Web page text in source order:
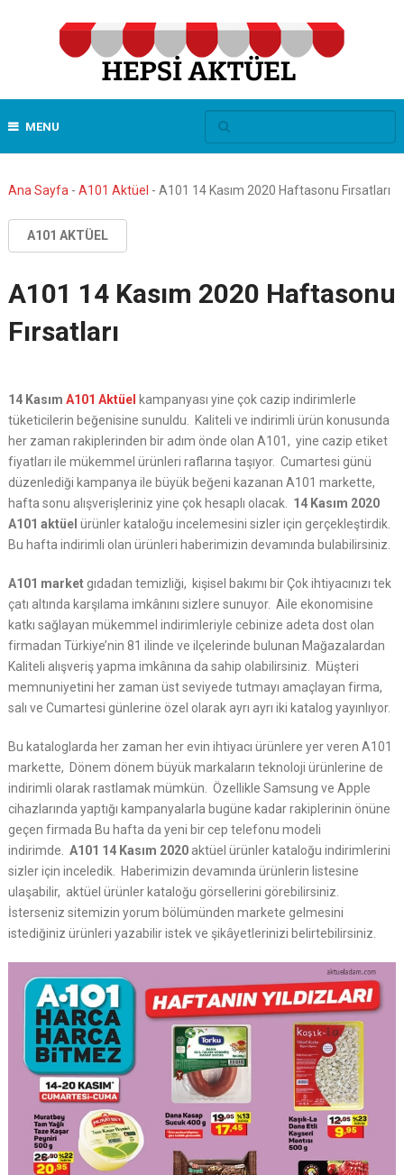
MENU
Ana Sayfa - A101 Aktüel - A101 14 Kasım 2020 Haftasonu Fırsatları
A101 AKTÜEL
A101 14 Kasım 2020 Haftasonu
Fırsatları
14 Kasım A101 Aktüel kampanyası yine çok cazip indirimlerle
tüketicilerin beğenisine sunuldu. Kaliteli ve indirimli ürün konusunda
her zaman rakiplerinden bir adım önde olan A101, yine cazip etiket
fiyatları ile mükemmel ürünleri raflarına taşıyor. Cumartesi günü
düzenlediği kampanya ile büyük beğeni kazanan A101 markette,
hafta sonu alışverişleriniz yine çok hesaplı olacak. 14 Kasım 2020
A101 aktüel ürünler kataloğu incelemesini sizler için gerçekleştirdik.
Bu hafta indirimli olan ürünleri haberimizin devamında bulabilirsiniz.
A101 marketgıdadan temizliği, kişisel bakımı bir Çok ihtiyacınızı tek
çatı altında karşılama imkânını sizlere sunuyor. Aile ekonomisine
katkı sağlayan mükemmel indirimleriyle cebinize adeta dost olan
firmadan Türkiye’nin 81 ilinde ve ilçelerinde bulunan Mağazalardan
Kaliteli alışveriş yapma imkânına da sahip olabilirsiniz. Müşteri
memnuniyetini her zaman üst seviyede tutmayı amaçlayan firma,
salı ve Cumartesi günlerine özel olarak ayrı ayrı iki katalog yayınlıyor.
Bu kataloglarda her zaman her evin ihtiyacı ürünlere yer veren A101
markette, Dönem dönem büyük markaların teknoloji ürünlerine de
indirimli olarak rastlamak mümkün. Özellikle Samsung ve Apple
cihazlarında yaptığı kampanyalarla bugüne kadar rakiplerinin önüne
geçen firmada Bu hafta da yeni bir cep telefonu modeli
indirimde. A101 14 Kasım 2020aktüel ürünler kataloğu indirimlerini
sizler için inceledik. Haberimizin devamında ürünlerin listesine
ulaşabilir, aktüel ürünler kataloğu görsellerini görebilirsiniz.
İsterseniz sitemizin yorum bölümünden markete gelmesini
istediğiniz ürünleri yazabilir istek ve şikâyetlerinizi belirtebilirsiniz.